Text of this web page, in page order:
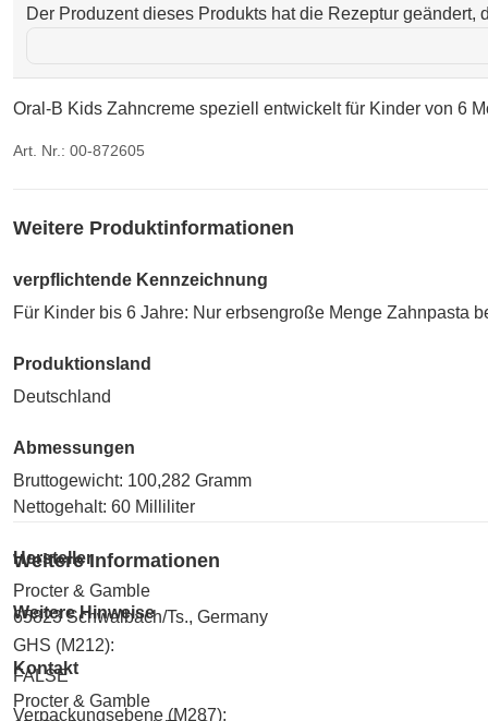
Der Produzent dieses Produkts hat die Rezeptur
Oral-B Kids Zahncreme speziell entwickelt für Kinder von 6
Art. Nr.: 00-872605
Weitere Produktinformationen
verpflichtende Kennzeichnung
Für Kinder bis 6 Jahre: Nur erbsengroße Menge Zahnpasta
Produktionsland
Deutschland
Abmessungen
Bruttogewicht: 100,282 Gramm
Nettogehalt: 60 Milliliter
Hersteller
Procter & Gamble
65823 Schwalbach/Ts., Germany
Kontakt
Procter & Gamble
Weitere Informationen
Weitere Hinweise
GHS (M212):
FALSE
Verpackungsebene (M287):